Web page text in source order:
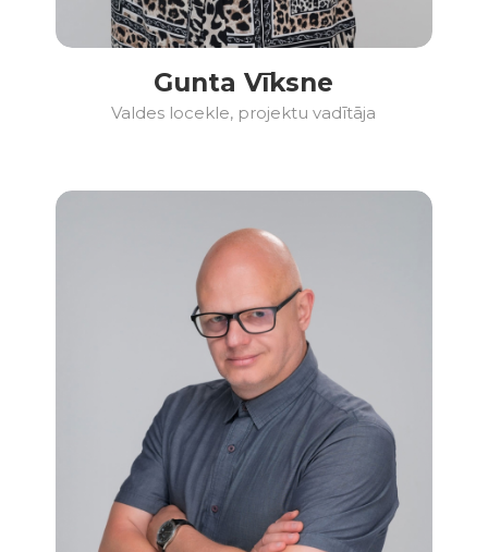
Gunta Vīksne
Valdes locekle, projektu vadītāja